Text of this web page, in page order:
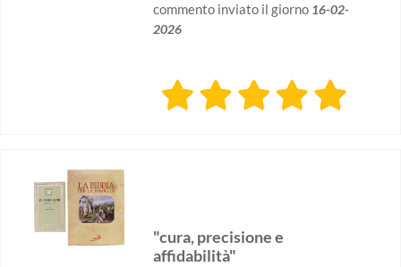
commento inviato il giorno 16-02-
2026
"cura, precisione e
affidabilità"